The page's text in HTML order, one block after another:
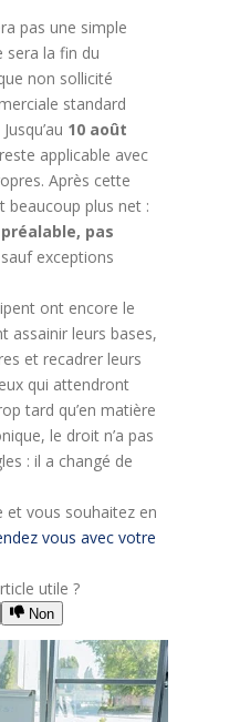
pas une simple
sera la fin du
non sollicité
standard
10 août
applicable avec
Après cette
beaucoup plus net :
pas
sauf exceptions
ont encore le
assainir leurs bases,
et recadrer leurs
qui attendront
tard qu’en matière
le droit n’a pas
: il a changé de
et vous souhaitez en
vous avec votre
utile ?
Non